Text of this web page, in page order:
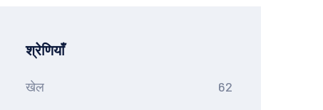
श्रेणियाँ
खेल 62